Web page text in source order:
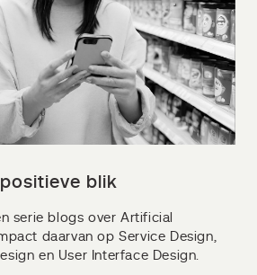
blik
serie blogs over Artificial
daarvan op Service Design,
en User Interface Design.